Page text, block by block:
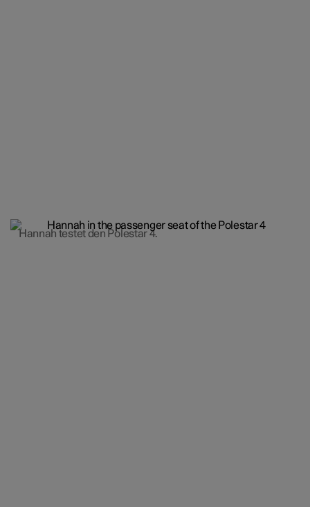
Hannah testet den Polestar 4.